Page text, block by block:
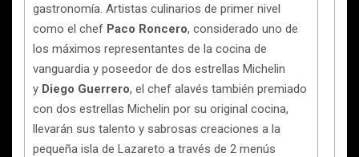
gastronomía. Artistas culinarios de primer nivel
como el chef Paco Roncero, considerado uno de
los máximos representantes de la cocina de
vanguardia y poseedor de dos estrellas Michelin
y Diego Guerrero, el chef alavés también premiado
con dos estrellas Michelin por su original cocina,
llevarán sus talento y sabrosas creaciones a la
pequeña isla de Lazareto a través de 2 menús